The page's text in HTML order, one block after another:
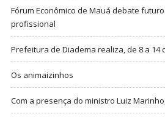
Fórum Econômico de Mauá debate
profissional
Prefeitura de Diadema realiza, de 8 a 14
Os animaizinhos
Com a presença do ministro Luiz